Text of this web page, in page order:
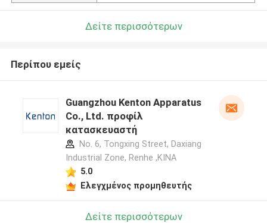
Δείτε περισσότερων
Περίπου εμείς
Guangzhou Kenton Apparatus
Co., Ltd. προφίλ
κατασκευαστή
No. 6, Tongxing Street, Daxiang
Industrial Zone, Renhe ,ΚΙΝΑ
5.0
Ελεγχμένος προμηθευτής
Δείτε περισσότερων